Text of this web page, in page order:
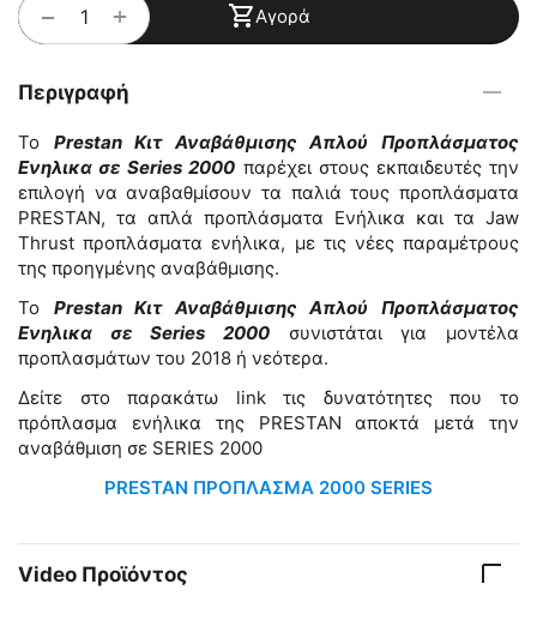
+
− Αγορά
Περιγραφή
Το Prestan Κιτ Αναβάθμισης Απλού Προπλάσματος
Ενηλικα σε Series 2000 παρέχει στους εκπαιδευτές την
επιλογή να αναβαθμίσουν τα παλιά τους προπλάσματα
PRESTAN, τα απλά προπλάσματα Ενήλικα και τα Jaw
Thrust προπλάσματα ενήλικα, με τις νέες παραμέτρους
της προηγμένης αναβάθμισης.
Το Prestan Κιτ Αναβάθμισης Απλού Προπλάσματος
Ενηλικα σε Series 2000 συνιστάται για μοντέλα
προπλασμάτων του 2018 ή νεότερα.
Δείτε στο παρακάτω link τις δυνατότητες που το
πρόπλασμα ενήλικα της PRESTAN αποκτά μετά την
αναβάθμιση σε SERIES 2000
PRESTAN ΠΡΟΠΛΑΣΜΑ 2000 SERIES
Video Προϊόντος